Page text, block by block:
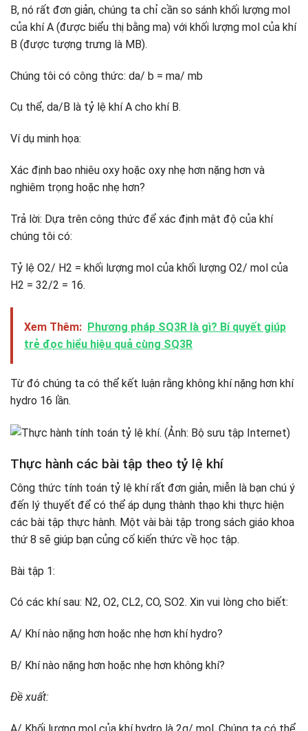
B, nó rất đơn giản, chúng ta chỉ cần so sánh khối lượng mol
của khí A (được biểu thị bằng ma) với khối lượng mol của khí
B (được tượng trưng là MB).
Chúng tôi có công thức: da/ b = ma/ mb
Cụ thể, da/B là tỷ lệ khí A cho khí B.
Ví dụ minh họa:
Xác định bao nhiêu oxy hoặc oxy nhẹ hơn nặng hơn và
nghiêm trọng hoặc nhẹ hơn?
Trả lời: Dựa trên công thức để xác định mật độ của khí
chúng tôi có:
Tỷ lệ O2/ H2 = khối lượng mol của khối lượng O2/ mol của
H2 = 32/2 = 16.
Xem Thêm: Phương pháp SQ3R là gì? Bí quyết giúp
trẻ đọc hiểu hiệu quả cùng SQ3R
Từ đó chúng ta có thể kết luận rằng không khí nặng hơn khí
hydro 16 lần.
Thực hành các bài tập theo tỷ lệ khí
Công thức tính toán tỷ lệ khí rất đơn giản, miễn là bạn chú ý
đến lý thuyết để có thể áp dụng thành thạo khi thực hiện
các bài tập thực hành. Một vài bài tập trong sách giáo khoa
thứ 8 sẽ giúp bạn củng cố kiến ​​thức về học tập.
Bài tập 1:
Có các khí sau: N2, O2, CL2, CO, SO2. Xin vui lòng cho biết:
A/ Khí nào nặng hơn hoặc nhẹ hơn khí hydro?
B/ Khí nào nặng hơn hoặc nhẹ hơn không khí?
Đề xuất:
A/ Khối lượng mol của khí hydro là 2g/ mol. Chúng ta có thể